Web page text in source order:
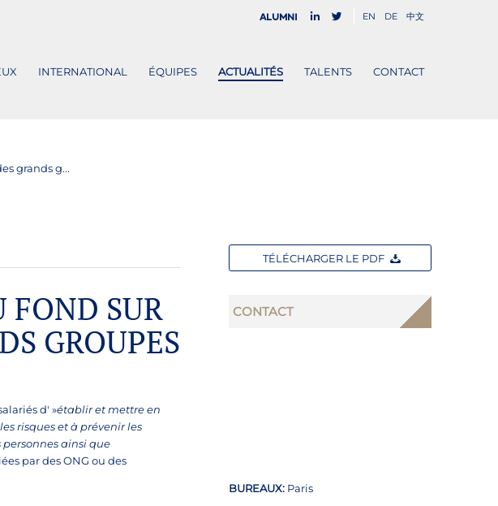
Alumni EN DE 中文
INTERNATIONAL ÉQUIPES ACTUALITÉS TALENTS CONTACT
grands g...
FOND SUR
GROUPES
d' »établir et mettre en
risques et à prévenir les
ainsi que
par des ONG ou des
TÉLÉCHARGER LE PDF
CONTACT
BUREAUX: Paris